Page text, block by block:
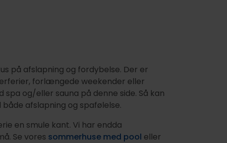
på afslapning og fordybelse. Der er
forlængede weekender eller
og/eller sauna på denne side. Så kan
afslapning og spafølelse.
en smule kant. Vi har endda
Se vores sommerhuse med pool eller